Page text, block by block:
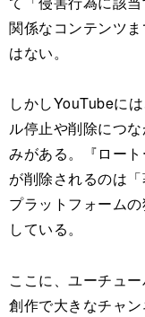
関係なコンテンツ
はない。
しかしYouTubeに
ル停止や削除につ
みがある。『ロー
が削除されるのは
プラットフォーム
している。
ここに、ユーチュ
創作で大きなチャ